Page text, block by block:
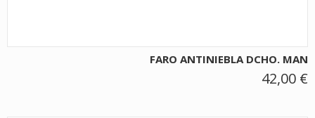
FARO ANTINIEBLA DCHO. MAN
42,00 €